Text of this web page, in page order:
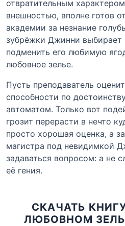
отвратительным
внешностью, вполне готов
академии за незнание
зубрёжки Джинни выбирает
подменить его любимую
любовное зелье.
Пусть преподаватель
способности по
автоматом. Только вот
грозит перерасти в нечто
просто хорошая оценка, а
магистра под невидимкой
задаваться вопросом: а не
её гения.
СКАЧАТЬ
ЛЮБОВНОМ